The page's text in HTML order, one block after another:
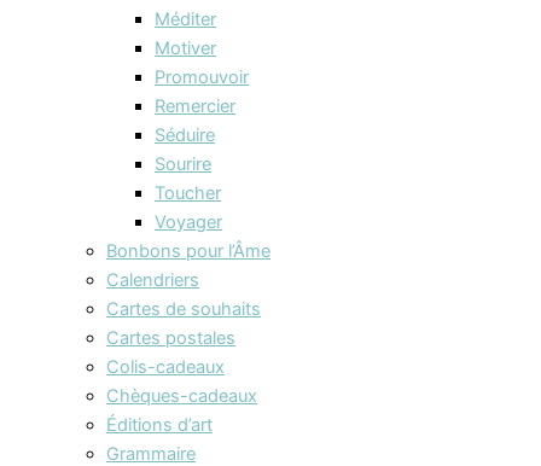
Méditer
Motiver
Promouvoir
Remercier
Séduire
Sourire
Toucher
Voyager
Bonbons pour l’Âme
Calendriers
Cartes de souhaits
Cartes postales
Colis-cadeaux
Chèques-cadeaux
Éditions d’art
Grammaire